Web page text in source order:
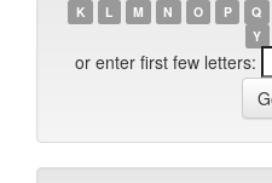
K
L M N O P Q
Y
or enter first few letters: